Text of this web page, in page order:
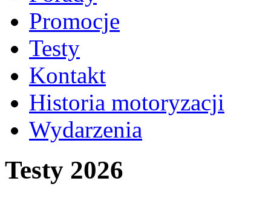
Promocje
Testy
Kontakt
Historia motoryzacji
Wydarzenia
Testy 2026